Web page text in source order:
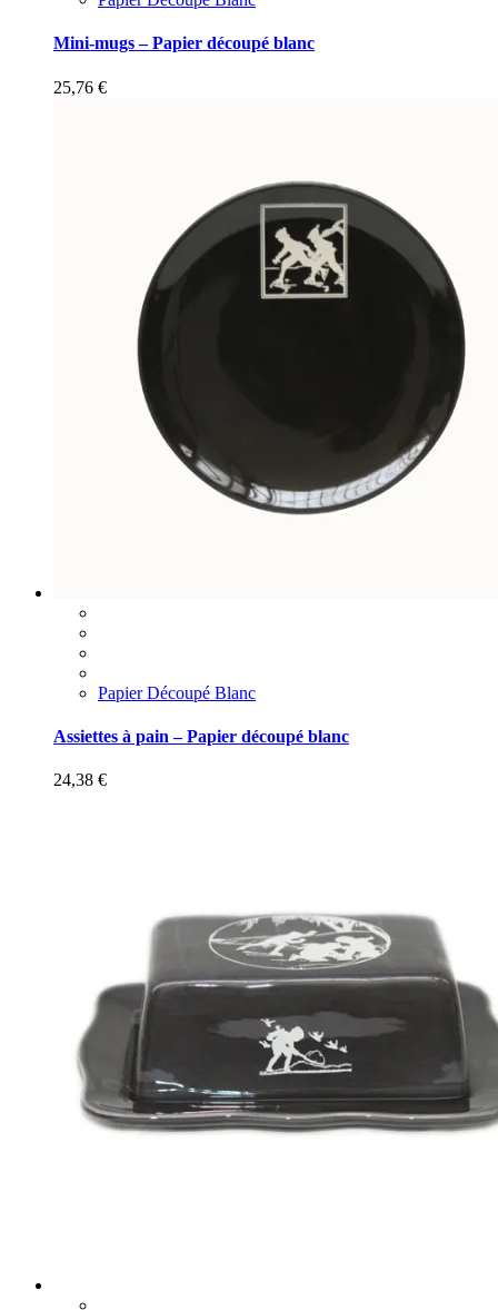
Mini-mugs – Papier découpé blanc
25,76 €
Papier Découpé Blanc
Assiettes à pain – Papier découpé blanc
24,38 €